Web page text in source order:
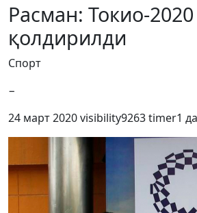
Расман: Токио-
қолдирилди
Спорт
−
24 март 2020visibility9263timer1